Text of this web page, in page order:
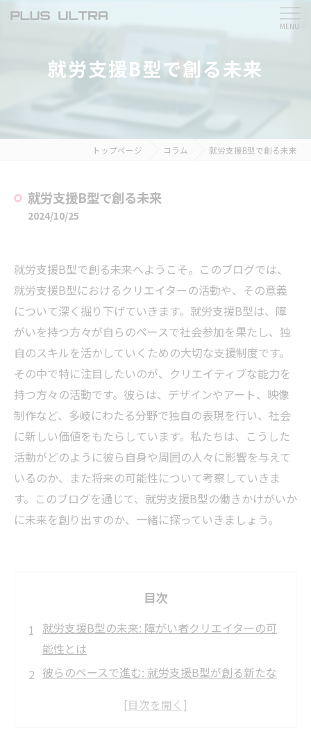
就労支援B型で創る未来
トップページ コラム 就労支援B型で創る未来
就労支援B型で創る未来
2024/10/25
就労支援B型で創る未来へようこそ。このブログでは、
就労支援B型におけるクリエイターの活動や、その意義
について深く掘り下げていきます。就労支援B型は、障
がいを持つ方々が自らのペースで社会参加を果たし、独
自のスキルを活かしていくための大切な支援制度です。
その中で特に注目したいのが、クリエイティブな能力を
持つ方々の活動です。彼らは、デザインやアート、映像
制作など、多岐にわたる分野で独自の表現を行い、社会
に新しい価値をもたらしています。私たちは、こうした
活動がどのように彼ら自身や周囲の人々に影響を与えて
いるのか、また将来の可能性について考察していきま
す。このブログを通じて、就労支援B型の働きかけがいか
に未来を創り出すのか、一緒に探っていきましょう。
目次
就労支援B型の未来: 障がい者クリエイターの可
能性とは
彼らのペースで進む: 就労支援B型が創る新たな
クリエイティブな活動が生む絆: 社会参加の意義